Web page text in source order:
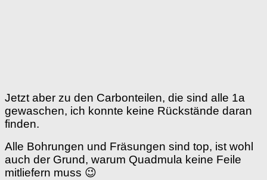
Jetzt aber zu den Carbonteilen, die sind alle 1a
gewaschen, ich konnte keine Rückstände daran
finden.
Alle Bohrungen und Fräsungen sind top, ist wohl
auch der Grund, warum Quadmula keine Feile
mitliefern muss 😉